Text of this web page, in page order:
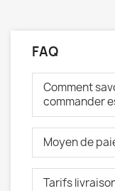
FAQ
Comment
commander
Moyen de
Tarifs